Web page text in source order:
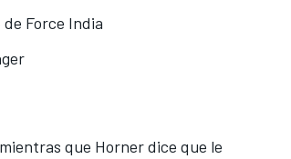
Force India
que Horner dice que le